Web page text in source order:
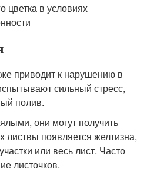
цветка в условиях
приводит к нарушению в
сильный стресс,
полив.
они могут получить
листвы появляется желтизна,
или весь лист. Часто
листочков.